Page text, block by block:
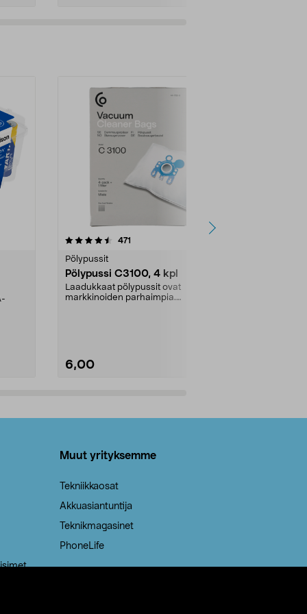
471
Pölypussit
Pölypussi C3100, 4 kpl
Laadukkaat pölypussit ovat
markkinoiden parhaimpia.
6,00
4.5viidestä
Muut yrityksemme
Tekniikkaosat
Akkuasiantuntija
Teknikmagasinet
PhoneLife